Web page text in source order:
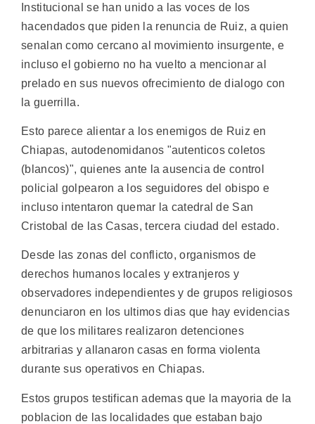
Institucional se han unido a las voces de los
hacendados que piden la renuncia de Ruiz, a quien
senalan como cercano al movimiento insurgente, e
incluso el gobierno no ha vuelto a mencionar al
prelado en sus nuevos ofrecimiento de dialogo con
la guerrilla.
Esto parece alientar a los enemigos de Ruiz en
Chiapas, autodenomidanos "autenticos coletos
(blancos)", quienes ante la ausencia de control
policial golpearon a los seguidores del obispo e
incluso intentaron quemar la catedral de San
Cristobal de las Casas, tercera ciudad del estado.
Desde las zonas del conflicto, organismos de
derechos humanos locales y extranjeros y
observadores independientes y de grupos religiosos
denunciaron en los ultimos dias que hay evidencias
de que los militares realizaron detenciones
arbitrarias y allanaron casas en forma violenta
durante sus operativos en Chiapas.
Estos grupos testifican ademas que la mayoria de la
poblacion de las localidades que estaban bajo